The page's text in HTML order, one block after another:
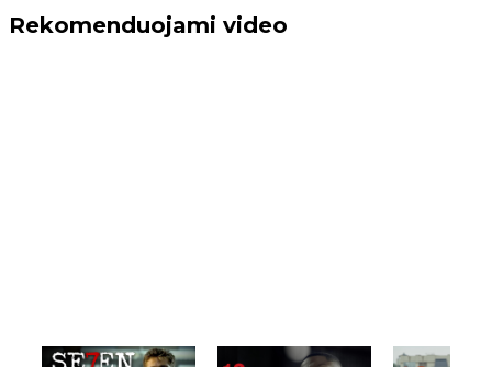
Rekomenduojami video